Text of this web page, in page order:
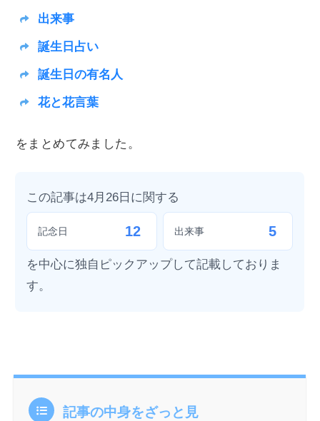
出来事
誕生日占い
誕生日の有名人
花と花言葉
をまとめてみました。
この記事は4月26日に関する
記念日 12 出来事 5
を中心に独自ピックアップして記載しておりま
す。
記事の中身をざっと見